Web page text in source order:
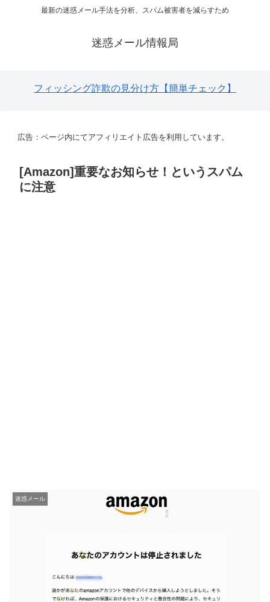
最新の迷惑メール手法を分析、スパム被害者を減らすため
迷惑メール情報局
フィッシング詐欺の見分け方【簡単チェック】
広告：ページ内にてアフィリエイト広告を利用しています。
[Amazon]重要なお知らせ！というスパム
に注意
迷惑メール